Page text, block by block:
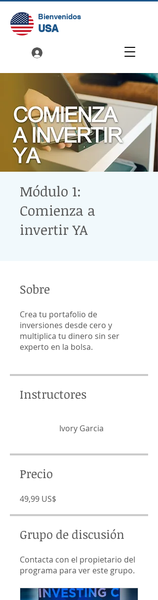
Bienvenidos
USA
Módulo 1:
⁠Comienza a
invertir YA
Sobre
Crea tu portafolio de
inversiones desde cero y
multiplica tu dinero sin ser
Instructores
Ivory Garcia
Precio
49,99 US$
Grupo de discusión
Contacta con el propietario del
programa para ver este grupo.